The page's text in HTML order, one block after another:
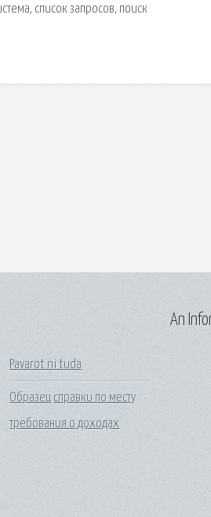
список запросов, поиск
Pavarot ni tuda
Образец справки по месту
требования о доходах
An